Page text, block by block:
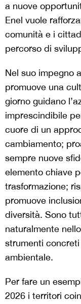
a nuove
Enel vuole
comunità e i
percorso di
Nel suo impegno
promuove una
giorno guidano
imprescindibile
cuore di un
cambiamento;
sempre nuove
elemento chiave
trasformazione;
promuove
diversità. Sono
naturalmente
strumenti
ambientale.
Per fare un
2026 i territori